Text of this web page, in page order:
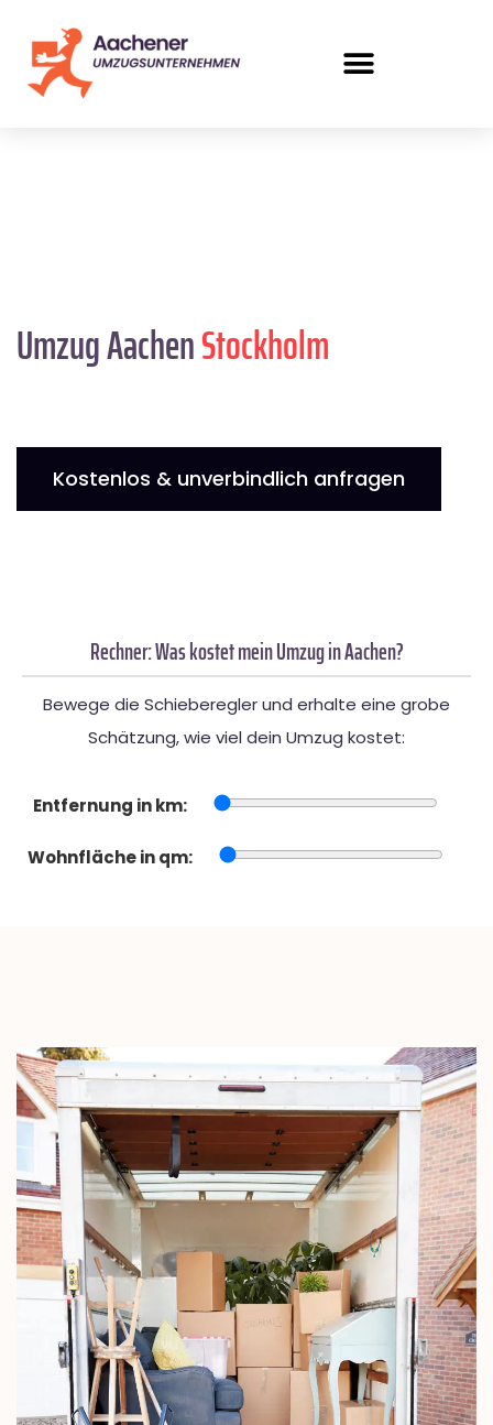
Umzug AachenStockholm
Kostenlos & unverbindlich anfragen
Rechner: Was kostet mein Umzug in Aachen?
Bewege die Schieberegler und erhalte eine grobe
Schätzung, wie viel dein Umzug kostet:
Entfernung in km:
Wohnfläche in qm: